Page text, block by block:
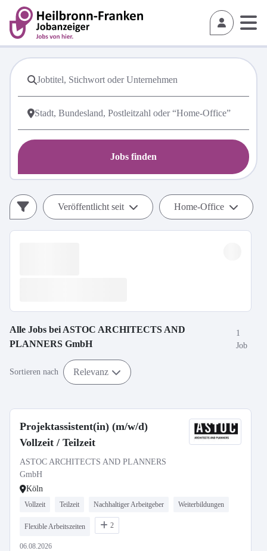
Jobs finden
Veröffentlicht seit Home-Office
Alle Jobs bei ASTOC ARCHITECTS AND
PLANNERS GmbH
1
Job
Sortieren nach Relevanz
Projektassistent(in) (m/w/d)
Vollzeit / Teilzeit
ASTOC ARCHITECTS AND PLANNERS
GmbH
Köln
Vollzeit Teilzeit Nachhaltiger Arbeitgeber Weiterbildungen
Flexible Arbeitszeiten 2
06.08.2026